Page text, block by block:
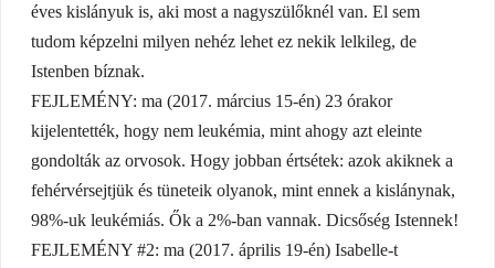
éves kislányuk is, aki most a nagyszülőknél van. El sem
tudom képzelni milyen nehéz lehet ez nekik lelkileg, de
Istenben bíznak.
FEJLEMÉNY: ma (2017. március 15-én) 23 órakor
kijelentették, hogy nem leukémia, mint ahogy azt eleinte
gondolták az orvosok. Hogy jobban értsétek: azok akiknek a
fehérvérsejtjük és tüneteik olyanok, mint ennek a kislánynak,
98%-uk leukémiás. Ők a 2%-ban vannak. Dicsőség Istennek!
FEJLEMÉNY #2: ma (2017. április 19-én) Isabelle-t